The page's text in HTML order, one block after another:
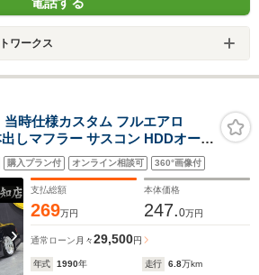
ワークス
時仕様カスタム フルエアロ
しマフラー サスコン HDDオープ
ベージュ革シート ETC キーレ
ル
購入プラン付 オンライン相談可 360°画像付
支払総額
269万円
本体価格
247.0万円
通常ローン 月々29,500円
年式 1990年 走行 6.8万km